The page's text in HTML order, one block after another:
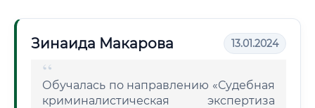
Зинаида Макарова 13.01.2024
Обучалась по направлению «Судебная
криминалистическая экспертиза